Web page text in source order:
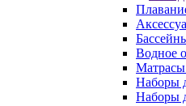
Водное
Наборы
Наборы